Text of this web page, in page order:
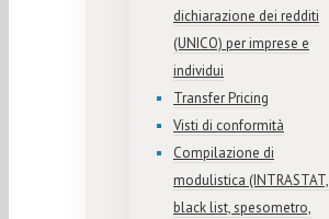
dichiarazione dei redditi
(UNICO) per imprese e
individui
Transfer Pricing
Visti di conformità
Compilazione di
modulistica (INTRASTAT,
black list, spesometro,